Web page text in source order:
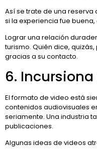
Así se trate de una
si la experiencia fue
Lograr una relación
turismo. Quién dice,
gracias a su contacto.
6.
El formato de video está
contenidos audiovisuales
seriamente. Una industria
publicaciones.
Algunas ideas de videos